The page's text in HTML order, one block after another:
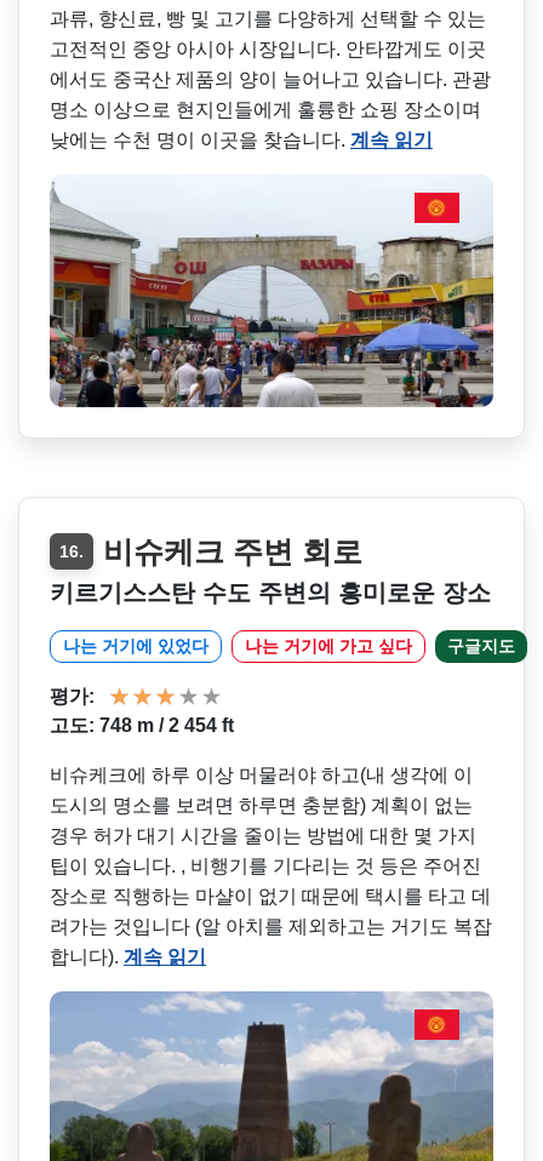
과류, 향신료, 빵 및 고기를 다양하게 선택할 수 있는
고전적인 중앙 아시아 시장입니다. 안타깝게도 이곳
에서도 중국산 제품의 양이 늘어나고 있습니다. 관광
명소 이상으로 현지인들에게 훌륭한 쇼핑 장소이며
낮에는 수천 명이 이곳을 찾습니다. 계속 읽기
16. 비슈케크 주변 회로
키르기스스탄 수도 주변의 흥미로운 장소
나는 거기에 있었다 나는 거기에 가고 싶다 구글지도
평가:
고도: 748 m / 2 454 ft
비슈케크에 하루 이상 머물러야 하고(내 생각에 이
도시의 명소를 보려면 하루면 충분함) 계획이 없는
경우 허가 대기 시간을 줄이는 방법에 대한 몇 가지
팁이 있습니다. , 비행기를 기다리는 것 등은 주어진
장소로 직행하는 마샬이 없기 때문에 택시를 타고 데
려가는 것입니다 (알 아치를 제외하고는 거기도 복잡
합니다). 계속 읽기